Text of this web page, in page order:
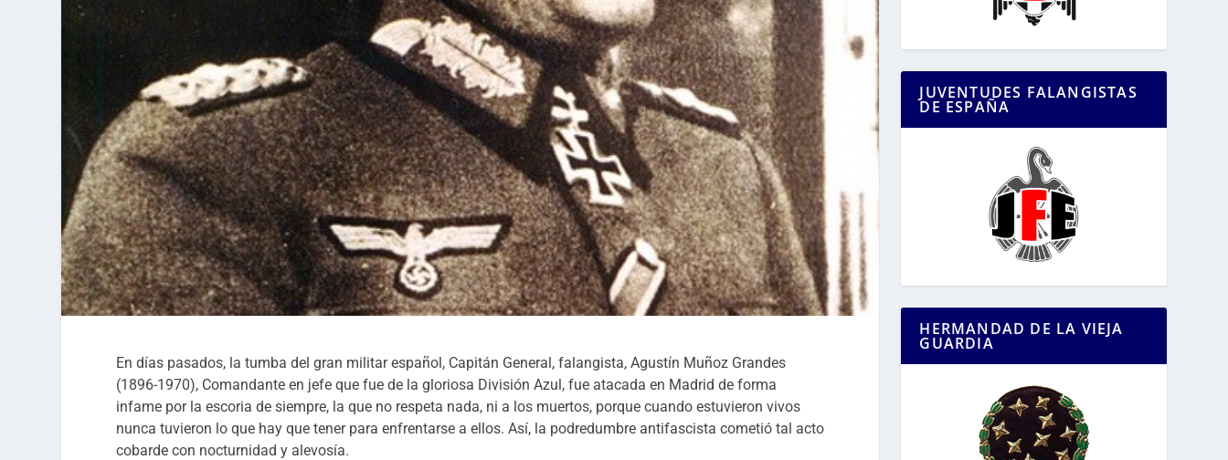
En días pasados, la tumba del gran militar español, Capitán General, falangista, Agustín Muñoz Grandes
(1896-1970), Comandante en jefe que fue de la gloriosa División Azul, fue atacada en Madrid de forma
infame por la escoria de siempre, la que no respeta nada, ni a los muertos, porque cuando estuvieron vivos
nunca tuvieron lo que hay que tener para enfrentarse a ellos. Así, la podredumbre antifascista cometió tal acto
cobarde con nocturnidad y alevosía.
JUVENTUDES FALANGISTAS
DE ESPAÑA
HERMANDAD DE LA VIEJA
GUARDIA